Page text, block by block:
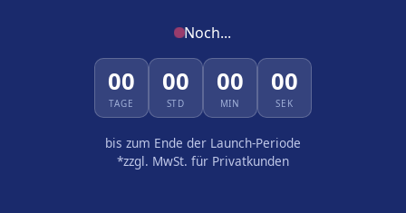
Noch...
00
TAGE
00
STD
00
MIN
00
SEK
bis zum Ende der Launch-Periode
*zzgl. MwSt. für Privatkunden